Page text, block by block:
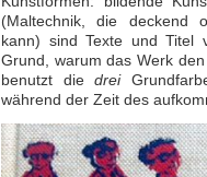
(Maltechnik, die deckend
kann) sind Texte und Titel
Grund, warum das Werk
benutzt die drei
während der Zeit des